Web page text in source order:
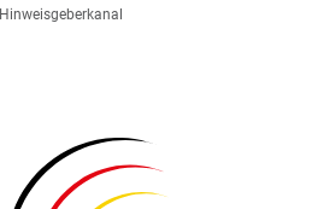
Hinweisgeberkanal